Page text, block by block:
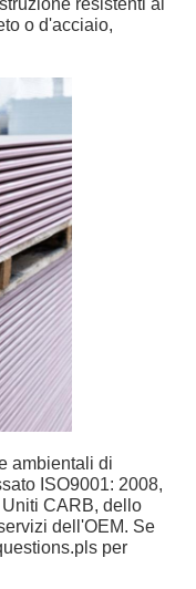
o d'acciaio,
ambientali di
ISO9001: 2008,
CARB, dello
dell'OEM. Se
per